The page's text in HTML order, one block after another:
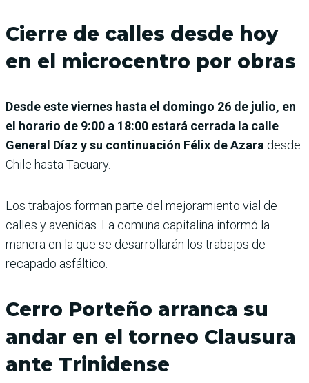
Cierre de calles desde hoy
en el microcentro por obras
Desde este viernes hasta el domingo 26 de julio, en
el horario de 9:00 a 18:00 estará cerrada la calle
General Díaz y su continuación Félix de Azara desde
Chile hasta Tacuary.
Los trabajos forman parte del mejoramiento vial de
calles y avenidas. La comuna capitalina informó la
manera en la que se desarrollarán los trabajos de
recapado asfáltico.
Cerro Porteño arranca su
andar en el torneo Clausura
ante Trinidense